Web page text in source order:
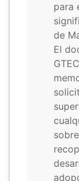
para
de
El